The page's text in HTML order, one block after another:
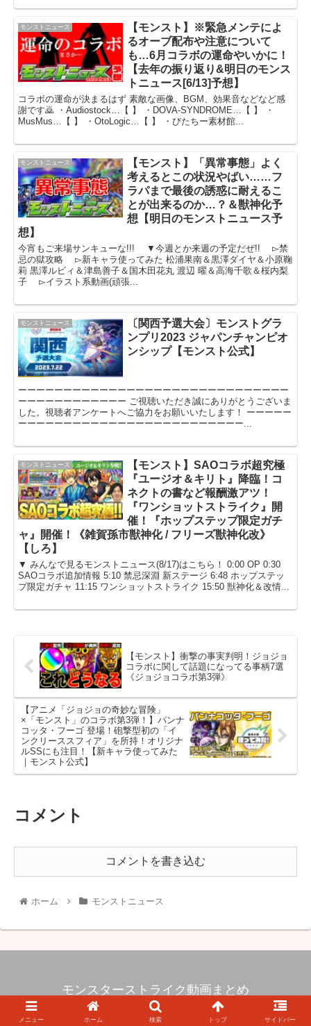
モンストニュース
【モンスト】※緊急メンテによ
るオーブ配布や注意について
も…6月コラボの運命やいかに！
【去年の振り返り&明日のモンス
トニュース[6/13]予想】
コラボの運命が決まるはず 素敵な画像、BGM、効果音などなど感
謝です🙇 ・Audiostock…【 】 ・DOVA-SYNDROME…【 】 ・
MusMus…【 】 ・OtoLogic…【 】 ・びたちー素材館...
モンストニュース
【モンスト】「異常事態」よく
考えるとこの状況やばい……フ
ラパまで最後の誘惑に耐えるこ
とが出来るのか…？＆獣神化予
想【明日のモンストニュース予
想】
今宵もご来場サンキューな!!! ▼今週とか来週の予定だぜ!! ▻禁
忌の獄攻略 ▻新キャラ使ってみた 松浦果南＆黒澤ダイヤ＆小原鞠
莉 黒澤ルビィ＆津島善子＆国木田花丸 渡辺 曜＆高海千歌＆桜内梨
子 ▻イラスト系動画(頑張...
モンストニュース
〔関西予選大会〕モンストグラ
ンプリ2023 ジャパンチャンピオ
ンシップ【モンスト公式】
ーーーーーーーーーーーーーーーーーーーーーーーーーーーーーー
ーーーーーーーーーーーー ご視聴いただき誠にありがとうございま
した。視聴者アンケートへご協力をお願いいたします！ ーーーーー
ーーーーーーーーーーーーーーーーーーーーーーーーー...
モンストニュース
【モンスト】SAOコラボ超究極
『ユージオ＆キリト』降臨！コ
ネクトの書など報酬激アツ！
『ワンショットストライク』開
催！『ホップステップ限定ガチ
ャ』開催！《雑賀孫市獣神化 / フリーズ獣神化改》
【しろ】
▼ みんなで見るモンストニュース(8/17)はこちら！ 0:00 OP 0:30
SAOコラボ追加情報 5:10 禁忌深淵 新ステージ 6:48 ホップステッ
プ限定ガチャ 11:15 ワンショットストライク 15:50 獣神化＆改情...
【モンスト】衝撃の事実判明！ジョジョ
コラボに関して話題になってる事柄7選
《ジョジョコラボ第3弾》
【アニメ「ジョジョの奇妙な冒険」
×「モンスト」のコラボ第3弾！】パンナ
コッタ・フーゴ 登場！砲撃型初の「イ
ンクリーススフィア」を所持！オリジナ
ルSSにも注目！【新キャラ使ってみた
｜モンスト公式】
コメント
コメントを書き込む
ホーム モンストニュース
モンスターストライク動画まとめ
© 2017 モンスターストライク動画まとめ.
メニュー ホーム 検索 トップ サイドバー